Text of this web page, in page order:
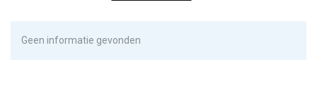
Geen informatie gevonden